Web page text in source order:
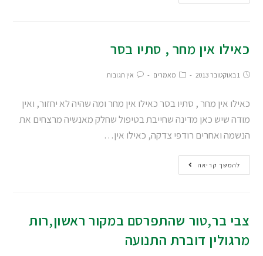
כאילו אין מחר , סתיו בסר
1 באוקטובר 2013 מאמרים אין תגובות
כאילו אין מחר , סתיו בסר כאילו אין מחר ומה שהיה לא יחזור, ואין
מודה שיש כאן מדינה שחייבת בטיפול שחלק מאנשיה מרצחים את
הנשמה ואחרים רודפי צדקה, כאילו אין…
להמשך קריאה
צבי בר,טור שהתפרסם במקור ראשון,רות
מרגולין דוברת התנועה